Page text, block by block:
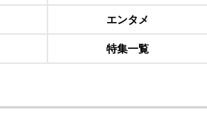
エンタメ
特集一覧